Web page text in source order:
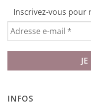
Inscrivez-vous pour
INFOS